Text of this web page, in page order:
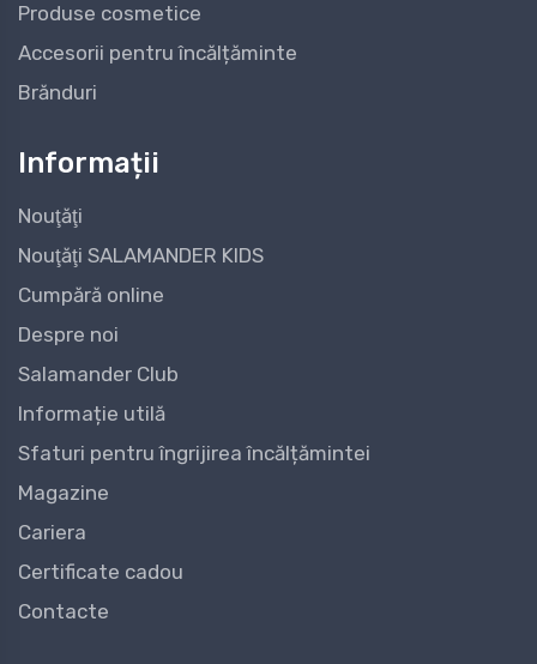
Produse cosmetice
Accesorii pentru încălțăminte
Brănduri
Informații
Nouţăţi
Nouţăţi SALAMANDER KIDS
Cumpără online
Despre noi
Salamander Club
Informație utilă
Sfaturi pentru îngrijirea încălțămintei
Magazine
Cariera
Certificate cadou
Contacte